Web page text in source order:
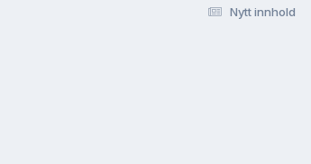
Nytt innhold